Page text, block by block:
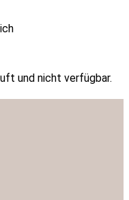
und nicht verfügbar.